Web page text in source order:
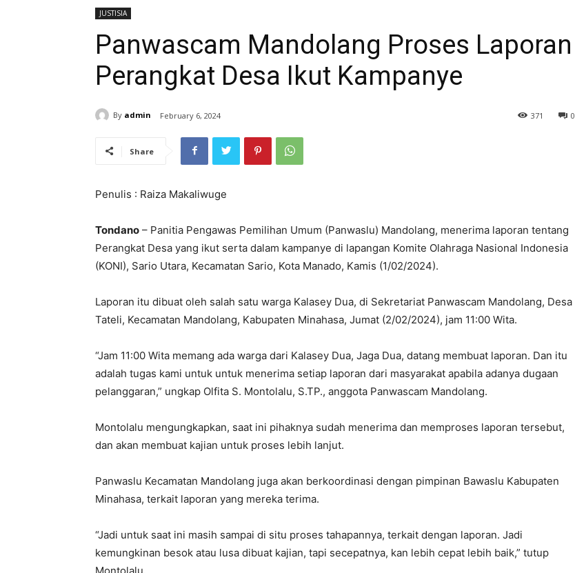
JUSTISIA
Panwascam Mandolang Proses Laporan
Perangkat Desa Ikut Kampanye
By admin February 6, 2024 0
371
Share
Penulis : Raiza Makaliwuge
Tondano – Panitia Pengawas Pemilihan Umum (Panwaslu) Mandolang, menerima laporan tentang
Perangkat Desa yang ikut serta dalam kampanye di lapangan Komite Olahraga Nasional Indonesia
(KONI), Sario Utara, Kecamatan Sario, Kota Manado, Kamis (1/02/2024).
Laporan itu dibuat oleh salah satu warga Kalasey Dua, di Sekretariat Panwascam Mandolang, Desa
Tateli, Kecamatan Mandolang, Kabupaten Minahasa, Jumat (2/02/2024), jam 11:00 Wita.
“Jam 11:00 Wita memang ada warga dari Kalasey Dua, Jaga Dua, datang membuat laporan. Dan itu
adalah tugas kami untuk untuk menerima setiap laporan dari masyarakat apabila adanya dugaan
pelanggaran,” ungkap Olfita S. Montolalu, S.TP., anggota Panwascam Mandolang.
Montolalu mengungkapkan, saat ini pihaknya sudah menerima dan memproses laporan tersebut,
dan akan membuat kajian untuk proses lebih lanjut.
Panwaslu Kecamatan Mandolang juga akan berkoordinasi dengan pimpinan Bawaslu Kabupaten
Minahasa, terkait laporan yang mereka terima.
“Jadi untuk saat ini masih sampai di situ proses tahapannya, terkait dengan laporan. Jadi
kemungkinan besok atau lusa dibuat kajian, tapi secepatnya, kan lebih cepat lebih baik,” tutup